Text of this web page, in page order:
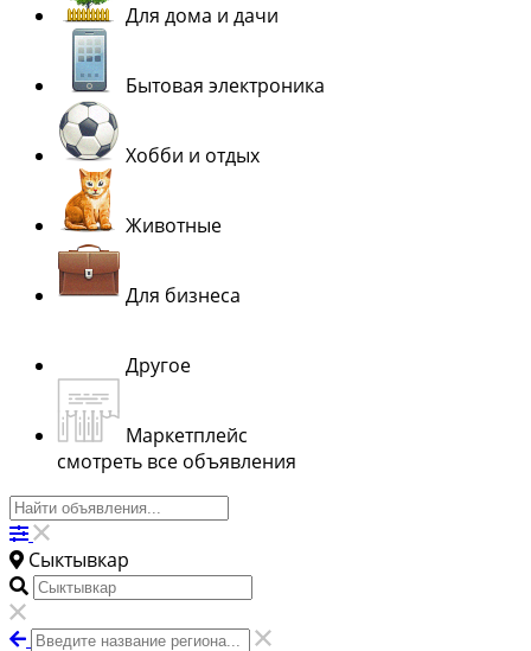
Для дома и дачи
Бытовая электроника
Хобби и отдых
Животные
Для бизнеса
Другое
Маркетплейс
смотреть все объявления
Сыктывкар